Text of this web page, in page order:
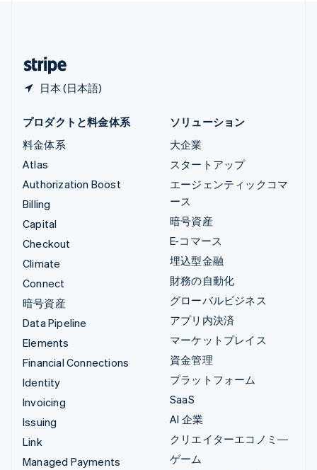
日本 (日本語)
プロダクトと料金体系
料金体系
Atlas
Authorization Boost
Billing
Capital
Checkout
Climate
Connect
暗号資産
Data Pipeline
Elements
Financial Connections
Identity
Invoicing
Issuing
Link
Managed Payments
ソリューション
大企業
スタートアップ
エージェンティックコマ
ース
暗号資産
E-コマース
埋込型金融
財務の自動化
グローバルビジネス
アプリ内決済
マーケットプレイス
資金管理
プラットフォーム
SaaS
AI 企業
クリエイターエコノミ―
ゲーム